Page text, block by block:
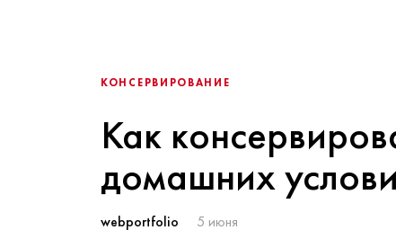
КОНСЕРВИРОВАНИЕ
Как
домашних
webportfolio 5 июня